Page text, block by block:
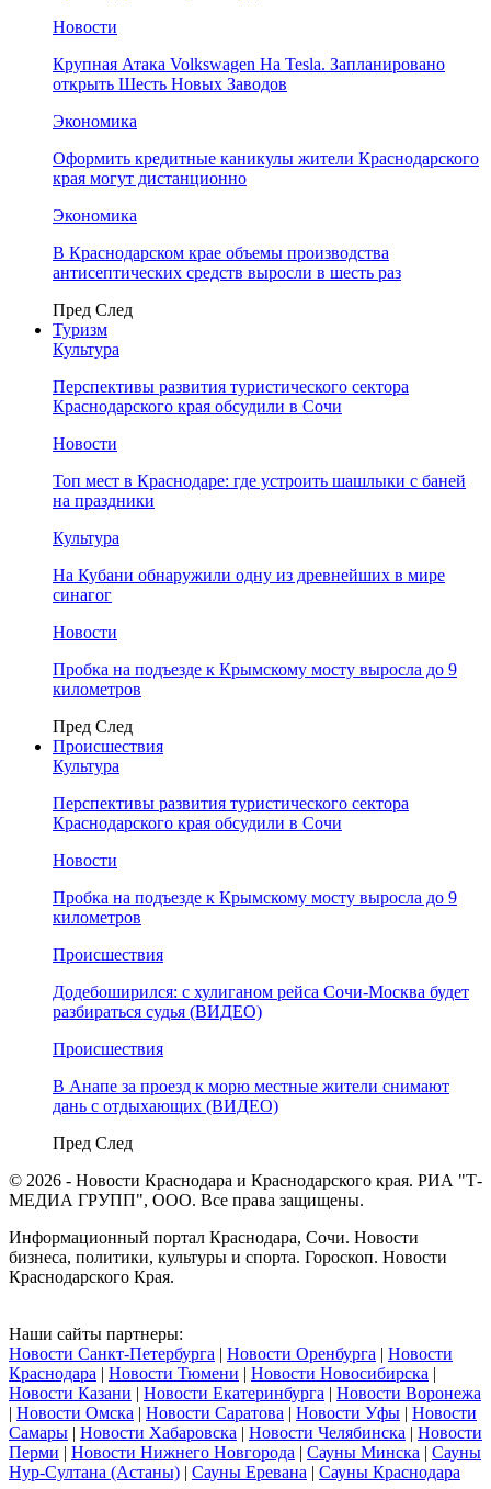
Новости
Крупная Атака Volkswagen На Tesla. Запланировано
открыть Шесть Новых Заводов
Экономика
Оформить кредитные каникулы жители Краснодарского
края могут дистанционно
Экономика
В Краснодарском крае объемы производства
антисептических средств выросли в шесть раз
Пред След
Туризм
Культура
Перспективы развития туристического сектора
Краснодарского края обсудили в Сочи
Новости
Топ мест в Краснодаре: где устроить шашлыки с баней
на праздники
Культура
На Кубани обнаружили одну из древнейших в мире
синагог
Новости
Пробка на подъезде к Крымскому мосту выросла до 9
километров
Пред След
Происшествия
Культура
Перспективы развития туристического сектора
Краснодарского края обсудили в Сочи
Новости
Пробка на подъезде к Крымскому мосту выросла до 9
километров
Происшествия
Додебоширился: с хулиганом рейса Сочи-Москва будет
разбираться судья (ВИДЕО)
Происшествия
В Анапе за проезд к морю местные жители снимают
дань с отдыхающих (ВИДЕО)
Пред След
© 2026 - Новости Краснодара и Краснодарского края. РИА "Т-
МЕДИА ГРУПП", ООО. Все права защищены.
Информационный портал Краснодара, Сочи. Новости
бизнеса, политики, культуры и спорта. Гороскоп. Новости
Краснодарского Края.
Наши сайты партнеры:
Новости Санкт-Петербурга | Новости Оренбурга | Новости
Краснодара | Новости Тюмени | Новости Новосибирска |
Новости Казани | Новости Екатеринбурга | Новости Воронежа
| Новости Омска | Новости Саратова | Новости Уфы | Новости
Самары | Новости Хабаровска | Новости Челябинска | Новости
Перми | Новости Нижнего Новгорода | Сауны Минска | Сауны
Нур-Султана (Астаны) | Сауны Еревана | Сауны Краснодара